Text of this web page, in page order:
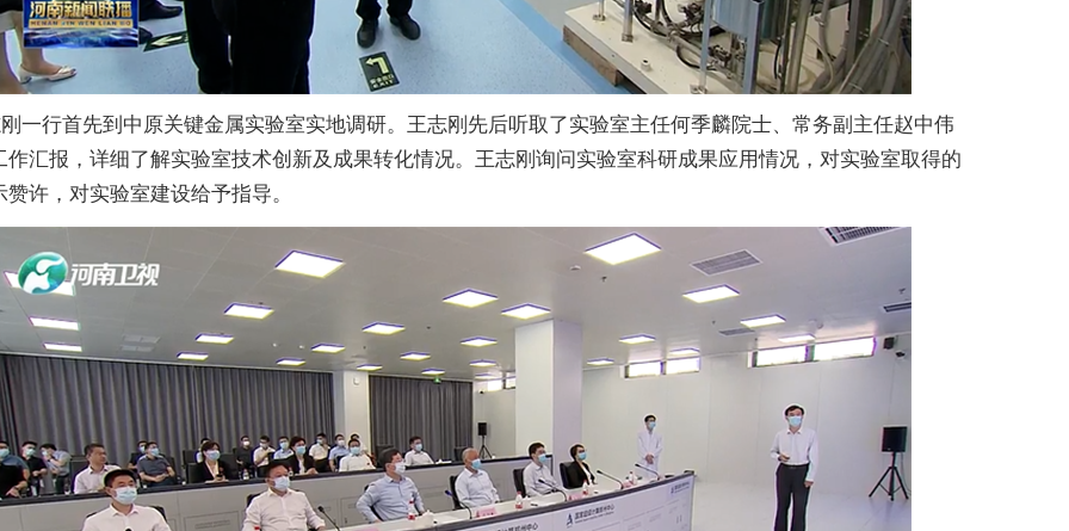
一行首先到中原关键金属实验室实地调研。王志刚先后听取了实验室主任何季麟院士、常务副主任赵中伟
作汇报，详细了解实验室技术创新及成果转化情况。王志刚询问实验室科研成果应用情况，对实验室取得的
赞许，对实验室建设给予指导。